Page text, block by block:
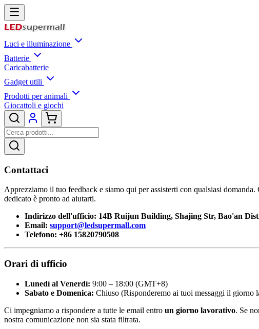
Luci e illuminazione
Batterie
Caricabatterie
Gadget utili
Prodotti per animali
Giocattoli e giochi
Contattaci
Apprezziamo il tuo feedback e siamo qui per assisterti con qualsiasi
dedicato è pronto ad aiutarti.
Indirizzo dell'ufficio: 14B Ruijun Building, Shajing Str, Bao'an
Email: support@ledsupermall.com
Telefono: +86 15820790508
Orari di ufficio
Lunedì al Venerdì: 9:00 – 18:00 (GMT+8)
Sabato e Domenica: Chiuso (Risponderemo ai tuoi messaggi il giorno
Ci impegniamo a rispondere a tutte le email entro un giorno lavorativo. Se
nostra comunicazione non sia stata filtrata.